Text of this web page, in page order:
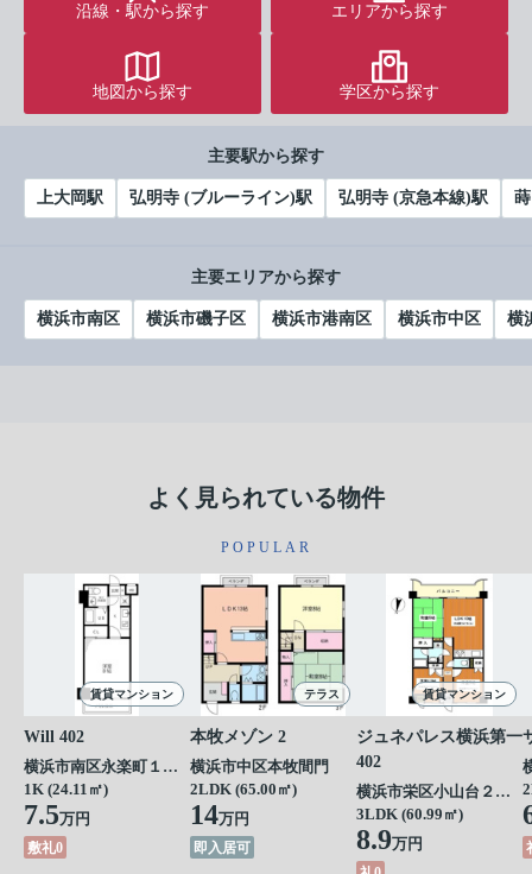
沿線・駅から探す エリアから探す
地図から探す 学区から探す
主要駅から探す
上大岡駅 弘明寺 (ブルーライン)駅 弘明寺 (京急本線)駅
主要エリアから探す
横浜市南区 横浜市磯子区 横浜市港南区 横浜市中区 横
よく見られている物件
POPULAR
賃貸マンション
Will 402
横浜市南区永楽町１丁目
1K (24.11㎡)
7.5万円
敷礼0
テラス
本牧メゾン 2
横浜市中区本牧間門
2LDK (65.00㎡)
14万円
即入居可
賃貸マンション
ジュネパレス横浜第一
402
横浜市栄区小山台２丁目
3LDK (60.99㎡)
8.9万円